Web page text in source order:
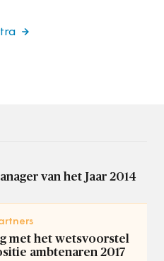
van het Jaar 2014
met het wetsvoorstel
ambtenaren 2017